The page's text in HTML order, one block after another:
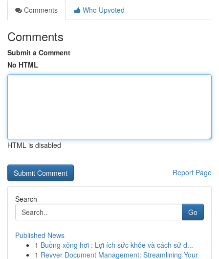
Comments
Who Upvoted
Comments
Submit a Comment
No HTML
HTML is disabled
Report Page
Search
Go
Published News
1 Buồng xông hơi : Lợi ích sức khỏe và cách sử d...
1 Revver Document Management: Streamlining Your